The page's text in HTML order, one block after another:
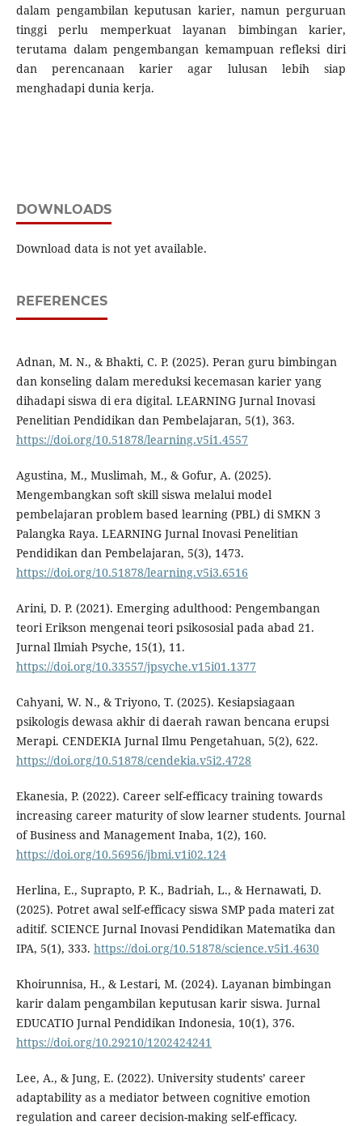
dalam pengambilan keputusan karier, namun perguruan
tinggi perlu memperkuat layanan bimbingan karier,
terutama dalam pengembangan kemampuan refleksi diri
dan perencanaan karier agar lulusan lebih siap
menghadapi dunia kerja.
DOWNLOADS
Download data is not yet available.
REFERENCES
Adnan, M. N., & Bhakti, C. P. (2025). Peran guru bimbingan
dan konseling dalam mereduksi kecemasan karier yang
dihadapi siswa di era digital. LEARNING Jurnal Inovasi
Penelitian Pendidikan dan Pembelajaran, 5(1), 363.
https://doi.org/10.51878/learning.v5i1.4557
Agustina, M., Muslimah, M., & Gofur, A. (2025).
Mengembangkan soft skill siswa melalui model
pembelajaran problem based learning (PBL) di SMKN 3
Palangka Raya. LEARNING Jurnal Inovasi Penelitian
Pendidikan dan Pembelajaran, 5(3), 1473.
https://doi.org/10.51878/learning.v5i3.6516
Arini, D. P. (2021). Emerging adulthood: Pengembangan
teori Erikson mengenai teori psikososial pada abad 21.
Jurnal Ilmiah Psyche, 15(1), 11.
https://doi.org/10.33557/jpsyche.v15i01.1377
Cahyani, W. N., & Triyono, T. (2025). Kesiapsiagaan
psikologis dewasa akhir di daerah rawan bencana erupsi
Merapi. CENDEKIA Jurnal Ilmu Pengetahuan, 5(2), 622.
https://doi.org/10.51878/cendekia.v5i2.4728
Ekanesia, P. (2022). Career self-efficacy training towards
increasing career maturity of slow learner students. Journal
of Business and Management Inaba, 1(2), 160.
https://doi.org/10.56956/jbmi.v1i02.124
Herlina, E., Suprapto, P. K., Badriah, L., & Hernawati, D.
(2025). Potret awal self-efficacy siswa SMP pada materi zat
aditif. SCIENCE Jurnal Inovasi Pendidikan Matematika dan
IPA, 5(1), 333. https://doi.org/10.51878/science.v5i1.4630
Khoirunnisa, H., & Lestari, M. (2024). Layanan bimbingan
karir dalam pengambilan keputusan karir siswa. Jurnal
EDUCATIO Jurnal Pendidikan Indonesia, 10(1), 376.
https://doi.org/10.29210/1202424241
Lee, A., & Jung, E. (2022). University students’ career
adaptability as a mediator between cognitive emotion
regulation and career decision-making self-efficacy.